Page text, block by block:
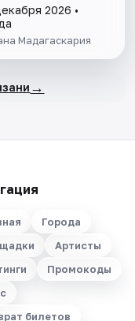
2026 •
Мадагаскария
→
Города
Артисты
Промокоды
билетов